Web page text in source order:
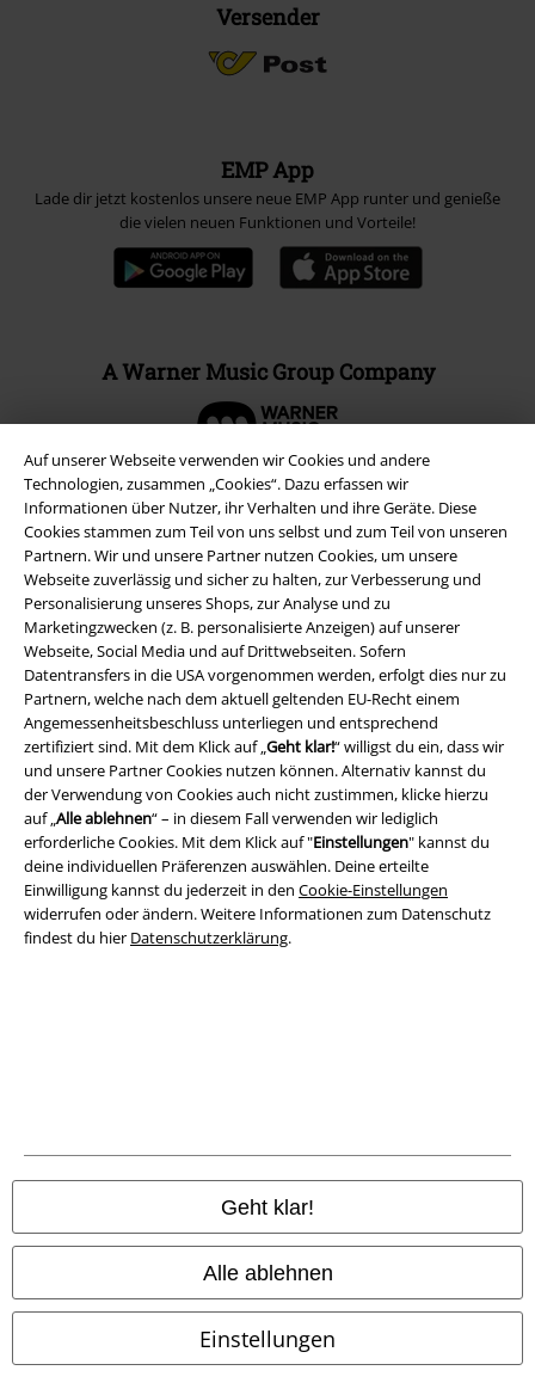
Auf unserer Webseite verwenden wir Cookies und andere
Technologien, zusammen „Cookies“. Dazu erfassen wir
Informationen über Nutzer, ihr Verhalten und ihre Geräte. Diese
Cookies stammen zum Teil von uns selbst und zum Teil von unseren
Partnern. Wir und unsere Partner nutzen Cookies, um unsere
Webseite zuverlässig und sicher zu halten, zur Verbesserung und
Personalisierung unseres Shops, zur Analyse und zu
Marketingzwecken (z. B. personalisierte Anzeigen) auf unserer
Webseite, Social Media und auf Drittwebseiten. Sofern
Datentransfers in die USA vorgenommen werden, erfolgt dies nur zu
Partnern, welche nach dem aktuell geltenden EU-Recht einem
Angemessenheitsbeschluss unterliegen und entsprechend
zertifiziert sind. Mit dem Klick auf „Geht klar!“ willigst du ein, dass wir
und unsere Partner Cookies nutzen können. Alternativ kannst du
der Verwendung von Cookies auch nicht zustimmen, klicke hierzu
auf „Alle ablehnen“ – in diesem Fall verwenden wir lediglich
erforderliche Cookies. Mit dem Klick auf "Einstellungen" kannst du
deine individuellen Präferenzen auswählen. Deine erteilte
Einwilligung kannst du jederzeit in den Cookie-Einstellungen
widerrufen oder ändern. Weitere Informationen zum Datenschutz
findest du hier Datenschutzerklärung.
Geht klar!
Alle ablehnen
Einstellungen
Versender
EMP App
Lade dir jetzt kostenlos unsere neue EMP App runter und genieße
die vielen neuen Funktionen und Vorteile!
A Warner Music Group Company
Rechtliches
AGB
Impressum
Datenschutz
Entsorgung und Umweltschutz
© 1986-2026 E.M.P. Merchandising HGmbH
EMP Online Shops